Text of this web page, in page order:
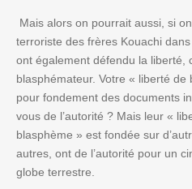
Mais alors on pourrait aussi, si
terroriste des frères Kouachi
ont également défendu la liberté,
blasphémateur. Votre « liberté
pour fondement des documents
vous de l’autorité ? Mais leur «
blasphème » est fondée sur
autres, ont de l’autorité pour un
globe terrestre.